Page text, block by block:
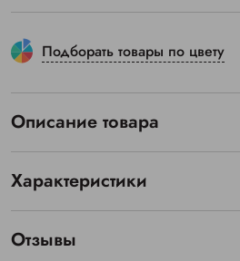
Подборать товары по цвету
Описание товара
Характеристики
Отзывы